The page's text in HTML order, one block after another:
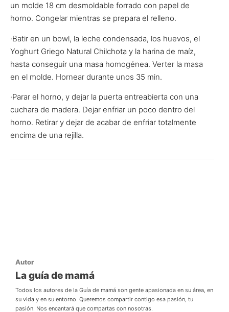
un molde 18 cm desmoldable forrado con papel de
horno. Congelar mientras se prepara el relleno.
·Batir en un bowl, la leche condensada, los huevos, el
Yoghurt Griego Natural Chilchota y la harina de maíz,
hasta conseguir una masa homogénea. Verter la masa
en el molde. Hornear durante unos 35 min.
·Parar el horno, y dejar la puerta entreabierta con una
cuchara de madera. Dejar enfriar un poco dentro del
horno. Retirar y dejar de acabar de enfriar totalmente
encima de una rejilla.
Autor
La guía de mamá
Todos los autores de la Guía de mamá son gente apasionada en su área, en
su vida y en su entorno. Queremos compartir contigo esa pasión, tu
pasión. Nos encantará que compartas con nosotras.